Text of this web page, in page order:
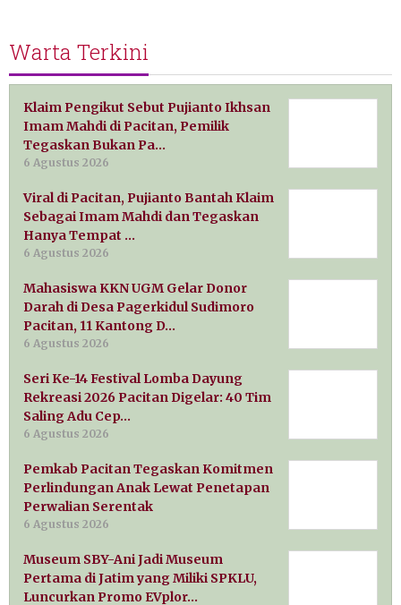
Warta Terkini
Klaim Pengikut Sebut Pujianto Ikhsan
Imam Mahdi di Pacitan, Pemilik
Tegaskan Bukan Pa…
6 Agustus 2026
Viral di Pacitan, Pujianto Bantah Klaim
Sebagai Imam Mahdi dan Tegaskan
Hanya Tempat …
6 Agustus 2026
Mahasiswa KKN UGM Gelar Donor
Darah di Desa Pagerkidul Sudimoro
Pacitan, 11 Kantong D…
6 Agustus 2026
Seri Ke-14 Festival Lomba Dayung
Rekreasi 2026 Pacitan Digelar: 40 Tim
Saling Adu Cep…
6 Agustus 2026
Pemkab Pacitan Tegaskan Komitmen
Perlindungan Anak Lewat Penetapan
Perwalian Serentak
6 Agustus 2026
Museum SBY-Ani Jadi Museum
Pertama di Jatim yang Miliki SPKLU,
Luncurkan Promo EVplor…